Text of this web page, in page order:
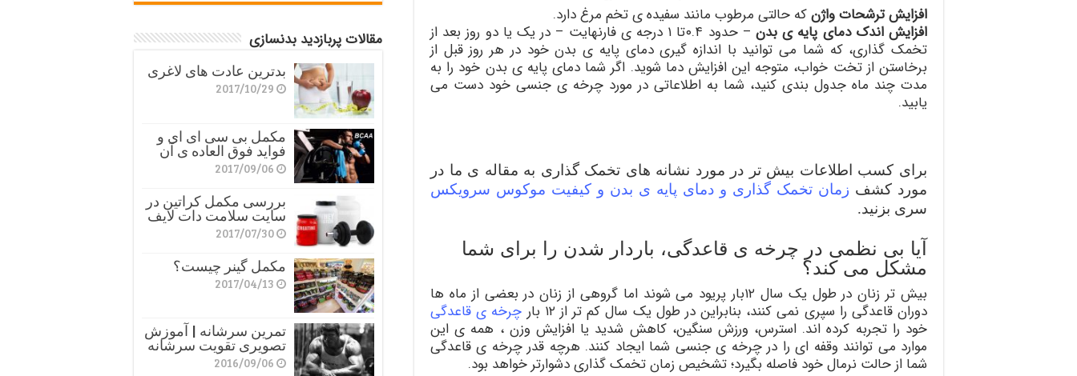
افزایش ترشحات واژنکه حالتی مرطوب مانند سفیده ی تخم مرغ دارد.
افزایش اندک دمای پایه ی بدن
– حدود ۰.۴تا ۱ درجه ی فارنهایت – در یک یا دو روز بعد از
تخمک گذاری، که شما می توانید با اندازه گیری دمای پایه ی بدن خود در هر روز قبل از
برخاستن از تخت خواب، متوجه این افزایش دما شوید. اگر شما دمای پایه ی بدن خود را به
مدت چند ماه جدول بندی کنید، شما به اطلاعاتی در مورد چرخه ی جنسی خود دست می
یابید.
برای کسب اطلاعات بیش تر در مورد نشانه های تخمک گذاری به مقاله ی ما در
مورد کشف زمان تخمک گذاری و دمای پایه ی بدن و کیفیت موکوس سرویکس
سری بزنید.
آیا بی نظمی در چرخه ی قاعدگی، باردار شدن را برای شما
مشکل می کند؟
بیش تر زنان در طول یک سال ۱۲بار پریود می شوند اما گروهی از زنان در بعضی از ماه ها
دوران قاعدگی را سپری نمی کنند، بنابراین در طول یک سال کم تر از ۱۲ بار
چرخه ی قاعدگی
خود را تجربه کرده اند. استرس، ورزش سنگین، کاهش شدید یا افزایش وزن ، همه ی این
موارد می توانند وقفه ای را در چرخه ی جنسی شما ایجاد کنند. هرچه قدر چرخه ی قاعدگی
شما از حالت نرمال خود فاصله بگیرد؛ تشخیص زمان تخمک گذاری دشوارتر خواهد بود.
مقالات پربازدید بدنسازی
بدترین عادت های لاغری
2017/10/29
مکمل بی سی ای ای و
فواید فوق العاده ی آن
2017/09/06
بررسی مکمل کراتین در
سایت سلامت دات لایف
2017/07/30
مکمل گینر چیست؟
2017/04/13
تمرین سرشانه | آموزش
تصویری تقویت سرشانه
2016/09/06